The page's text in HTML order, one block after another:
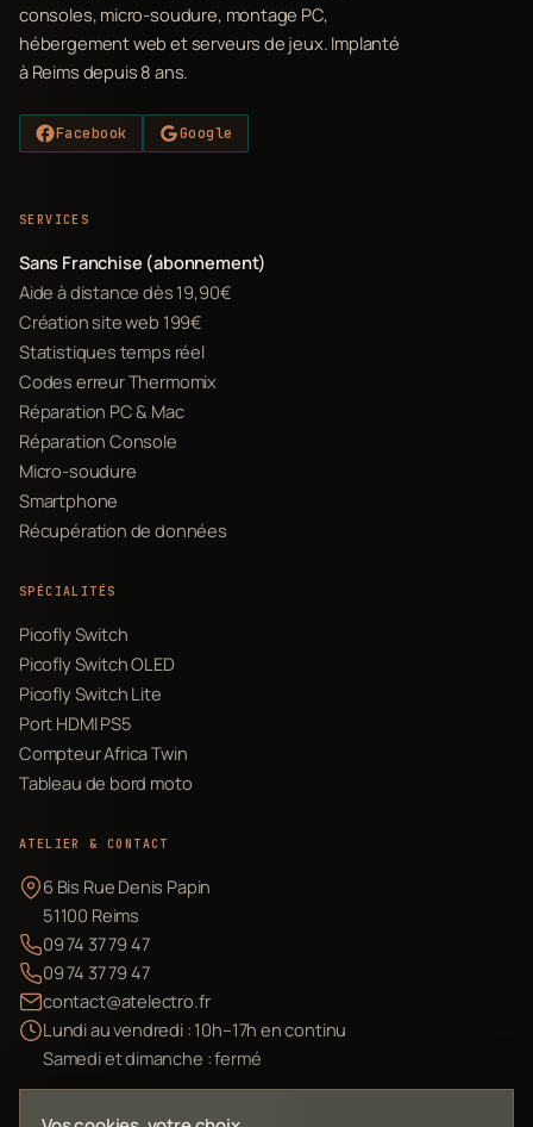
consoles, micro-soudure, montage PC,
hébergement web et serveurs de jeux. Implanté
à Reims depuis 8 ans.
Facebook Google
SERVICES
Sans Franchise (abonnement)
Aide à distance dès 19,90€
Création site web 199€
Statistiques temps réel
Codes erreur Thermomix
Réparation PC & Mac
Réparation Console
Micro-soudure
Smartphone
Récupération de données
SPÉCIALITÉS
Picofly Switch
Picofly Switch OLED
Picofly Switch Lite
Port HDMI PS5
Compteur Africa Twin
Tableau de bord moto
ATELIER & CONTACT
6 Bis Rue Denis Papin
51100 Reims
09 74 37 79 47
09 74 37 79 47
contact@atelectro.fr
Lundi au vendredi : 10h–17h en continu
Samedi et dimanche : fermé